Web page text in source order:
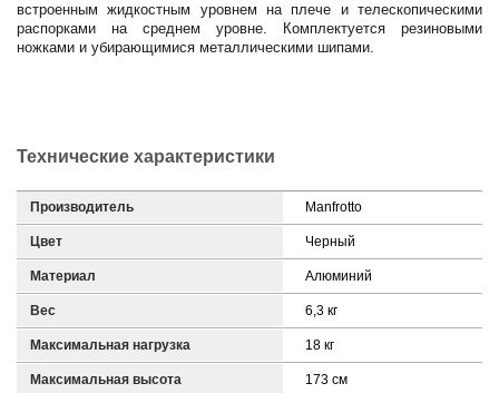
встроенным жидкостным уровнем на плече и телескопическими
распорками на среднем уровне. Комплектуется резиновыми
ножками и убирающимися металлическими шипами.
Технические характеристики
Производитель Manfrotto
Цвет Черный
Материал Алюминий
Вес 6,3 кг
Максимальная нагрузка 18 кг
Максимальная высота 173 см